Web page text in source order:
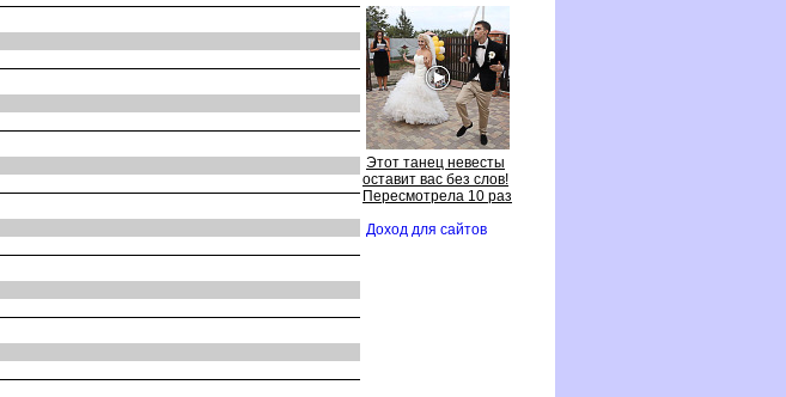
Этот танец невесты
оставит вас без слов!
Пересмотрела 10 раз
Доход для сайто